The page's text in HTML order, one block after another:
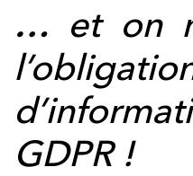
… et on
GDPR !